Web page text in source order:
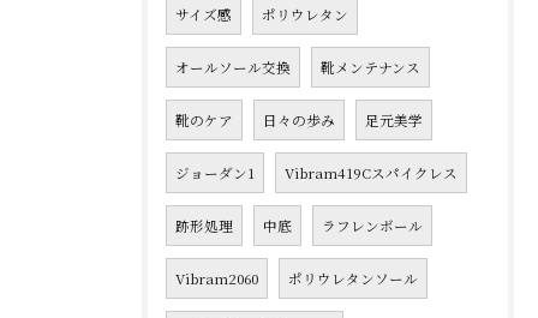
サイズ感 ポリウレタン
オールソール交換 靴メンテナンス
靴のケア 日々の歩み 足元美学
ジョーダン1 Vibram419Cスパイクレス
跡形処理 中底 ラフレンボール
Vibram2060 ポリウレタンソール